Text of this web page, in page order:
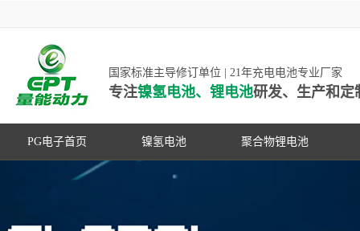
国家标准主导修订单位 | 21年充电电池专业厂家
专注镍氢电池、锂电池研发、生产和定
PG电子首页 镍氢电池 聚合物锂电池
高容量镍氢电池